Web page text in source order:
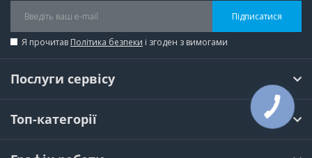
Підписатися
Я прочитав Політика безпеки і згоден з вимогами
Послуги сервісу
Топ-категорії